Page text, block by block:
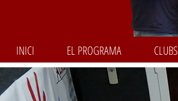
INICI EL PROGRAMA CLUBS